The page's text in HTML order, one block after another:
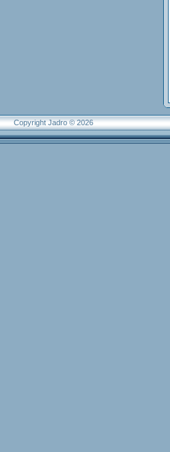
Copyright Jadro © 2026